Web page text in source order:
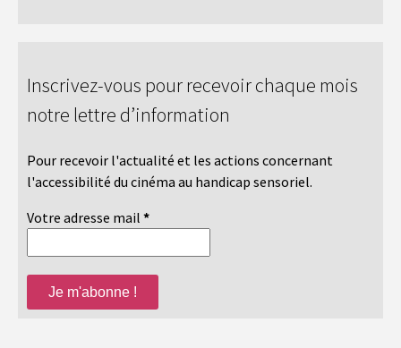
Inscrivez-vous pour recevoir chaque mois
notre lettre d’information
Pour recevoir l'actualité et les actions concernant
l'accessibilité du cinéma au handicap sensoriel.
Votre adresse mail *